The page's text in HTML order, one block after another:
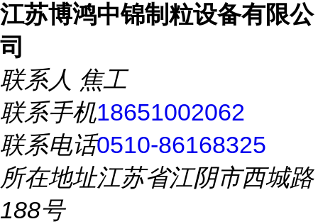
江苏博鸿中锦制粒设备有限公
司
联系人 焦工
联系手机18651002062
联系电话0510-86168325
所在地址江苏省江阴市西城路
188号